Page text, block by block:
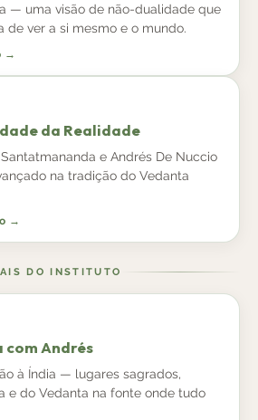
— uma visão de não-dualidade que
de ver a si mesmo e o mundo.
→
da Realidade
e Andrés De Nuccio
na tradição do Vedanta
→
DO INSTITUTO
com Andrés
à Índia — lugares sagrados,
e do Vedanta na fonte onde tudo